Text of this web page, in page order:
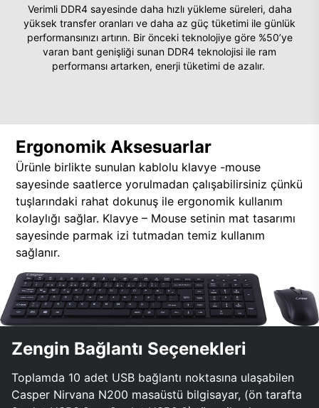
Verimli DDR4 sayesinde daha hızlı yükleme süreleri, daha
yüksek transfer oranları ve daha az güç tüketimi ile günlük
performansınızı artırın. Bir önceki teknolojiye göre %50’ye
varan bant genişliği sunan DDR4 teknolojisi ile ram
performansı artarken, enerji tüketimi de azalır.
Ergonomik Aksesuarlar
Ürünle birlikte sunulan kablolu klavye -mouse
sayesinde saatlerce yorulmadan çalışabilirsiniz çünkü
tuşlarındaki rahat dokunuş ile ergonomik kullanım
kolaylığı sağlar. Klavye – Mouse setinin mat tasarımı
sayesinde parmak izi tutmadan temiz kullanım
sağlanır.
Zengin Bağlantı Seçenekleri
Toplamda 10 adet USB bağlantı noktasına ulaşabilen
Casper Nirvana N200 masaüstü bilgisayar, (ön tarafta